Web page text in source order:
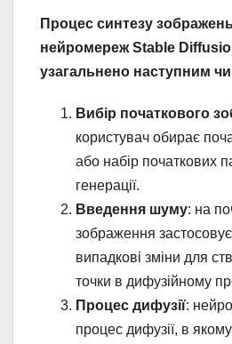
Процес синтезу
нейромереж Stable
узагальнено наступним
Вибір початкового
користувач обирає
або набір початкових
генерації.
Введення шуму: на
зображення
випадкові зміни для
точки в дифузійному
Процес дифузії:
процес дифузії, в